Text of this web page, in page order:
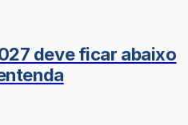
deve ficar abaixo